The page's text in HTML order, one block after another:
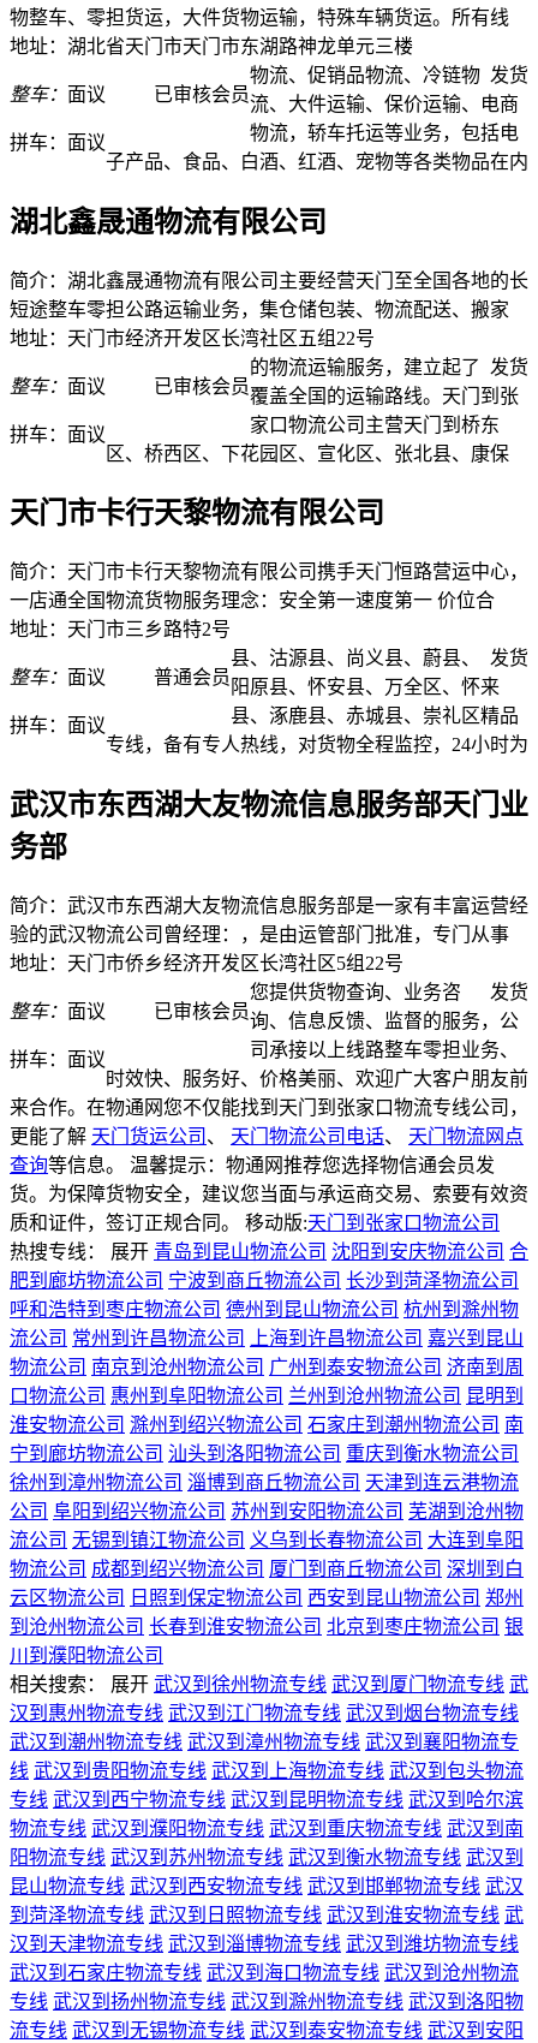
物整车、零担货运，大件货物运输，特殊车辆货运。所有线
地址：湖北省天门市天门市东湖路神龙单元三楼
整车： 面议
拼车： 面议
已审核会员
发货
湖北鑫晟通物流有限公司
简介：湖北鑫晟通物流有限公司主要经营天门至全国各地的长
短途整车零担公路运输业务，集仓储包装、物流配送、搬家
地址：天门市经济开发区长湾社区五组22号
整车： 面议
拼车： 面议
已审核会员
发货
天门市卡行天黎物流有限公司
简介：天门市卡行天黎物流有限公司携手天门恒路营运中心，
一店通全国物流货物服务理念：安全第一速度第一 价位合
地址：天门市三乡路特2号
整车： 面议
拼车： 面议
普通会员
发货
武汉市东西湖大友物流信息服务部天门业
务部
简介：武汉市东西湖大友物流信息服务部是一家有丰富运营经
验的武汉物流公司曾经理：，是由运管部门批准，专门从事
地址：天门市侨乡经济开发区长湾社区5组22号
整车： 面议
拼车： 面议
已审核会员
发货
物流、促销品物流、冷链物
流、大件运输、保价运输、电商
物流，轿车托运等业务，包括电
子产品、食品、白酒、红酒、宠物等各类物品在内
的物流运输服务，建立起了
覆盖全国的运输路线。天门到张
家口物流公司主营天门到桥东
区、桥西区、下花园区、宣化区、张北县、康保
县、沽源县、尚义县、蔚县、
阳原县、怀安县、万全区、怀来
县、涿鹿县、赤城县、崇礼区精品
专线，备有专人热线，对货物全程监控，24小时为
您提供货物查询、业务咨
询、信息反馈、监督的服务，公
司承接以上线路整车零担业务、
时效快、服务好、价格美丽、欢迎广大客户朋友前
来合作。在物通网您不仅能找到天门到张家口物流专线公司，
更能了解 天门货运公司 、 天门物流公司电话、 天门物流网点
查询等信息。 温馨提示：物通网推荐您选择物信通会员发
货。为保障货物安全，建议您当面与承运商交易、索要有效资
质和证件，签订正规合同。 移动版:天门到张家口物流公司
热搜专线： 展开 青岛到昆山物流公司 沈阳到安庆物流公司 合
肥到廊坊物流公司 宁波到商丘物流公司 长沙到菏泽物流公司
呼和浩特到枣庄物流公司 德州到昆山物流公司 杭州到滁州物
流公司 常州到许昌物流公司 上海到许昌物流公司 嘉兴到昆山
物流公司 南京到沧州物流公司 广州到泰安物流公司 济南到周
口物流公司 惠州到阜阳物流公司 兰州到沧州物流公司 昆明到
淮安物流公司 滁州到绍兴物流公司 石家庄到潮州物流公司 南
宁到廊坊物流公司 汕头到洛阳物流公司 重庆到衡水物流公司
徐州到漳州物流公司 淄博到商丘物流公司 天津到连云港物流
公司 阜阳到绍兴物流公司 苏州到安阳物流公司 芜湖到沧州物
流公司 无锡到镇江物流公司 义乌到长春物流公司 大连到阜阳
物流公司 成都到绍兴物流公司 厦门到商丘物流公司 深圳到白
云区物流公司
日照到保定物流公司 西安到昆山物流公司 郑州
到沧州物流公司 长春到淮安物流公司 北京到枣庄物流公司 银
川到濮阳物流公司
相关搜索： 展开 武汉到徐州物流专线 武汉到厦门物流专线 武
汉到惠州物流专线 武汉到江门物流专线 武汉到烟台物流专线
武汉到潮州物流专线 武汉到漳州物流专线 武汉到襄阳物流专
线 武汉到贵阳物流专线 武汉到上海物流专线 武汉到包头物流
专线 武汉到西宁物流专线 武汉到昆明物流专线 武汉到哈尔滨
物流专线 武汉到濮阳物流专线 武汉到重庆物流专线 武汉到南
阳物流专线 武汉到苏州物流专线 武汉到衡水物流专线 武汉到
昆山物流专线 武汉到西安物流专线 武汉到邯郸物流专线 武汉
到菏泽物流专线 武汉到日照物流专线 武汉到淮安物流专线 武
汉到天津物流专线 武汉到淄博物流专线 武汉到潍坊物流专线
武汉到石家庄物流专线 武汉到海口物流专线 武汉到沧州物流
专线 武汉到扬州物流专线 武汉到滁州物流专线 武汉到洛阳物
流专线 武汉到无锡物流专线 武汉到泰安物流专线 武汉到安阳